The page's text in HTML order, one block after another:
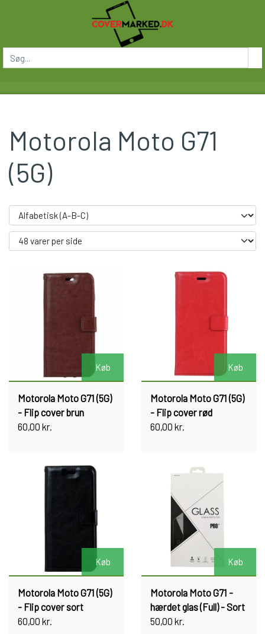
Motorola Moto G71
(5G)
Køb
Motorola Moto G71 (5G)
- Flip cover brun
60,00 kr.
Køb
Motorola Moto G71 (5G)
- Flip cover rød
60,00 kr.
Køb
Motorola Moto G71 (5G)
- Flip cover sort
60,00 kr.
Køb
Motorola Moto G71 -
hærdet glas (Full) - Sort
50,00 kr.